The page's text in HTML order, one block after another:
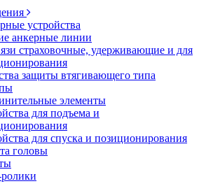
устройства
анкерные линии
страховочные, удерживающие и для
защиты втягивающего типа
элементы
для подъема и
для спуска и позиционирования
головы